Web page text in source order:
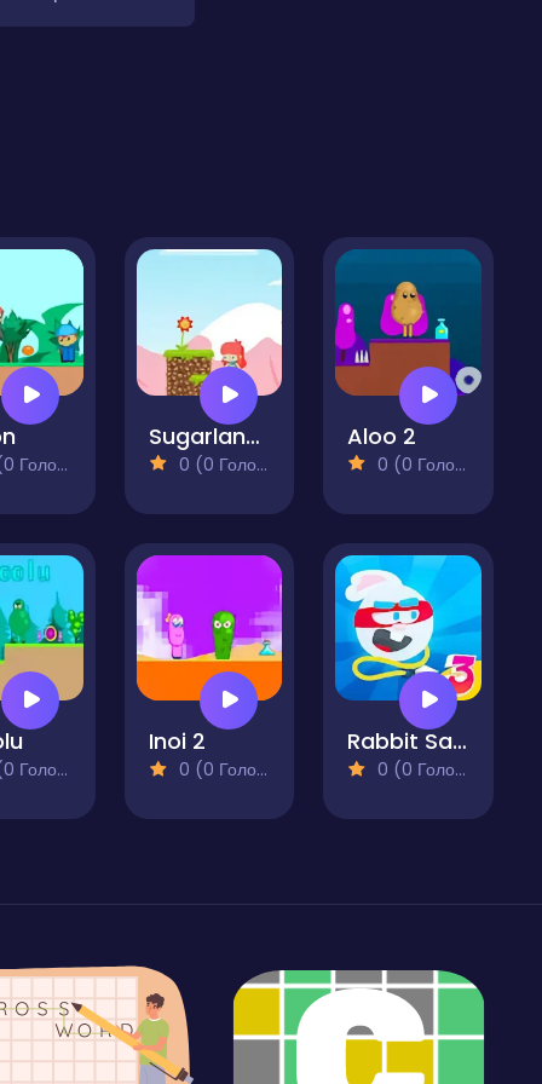
Sugarland Adventure
0 (0 Голосів)
Aloo 2
0 (0 Голосів)
Inoi 2
0 (0 Голосів)
Rabbit Samurai 3
0 (0 Голосів)